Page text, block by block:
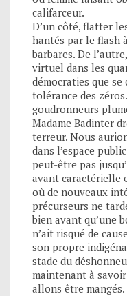
califarceur.
D’un côté, flatter
hantés par le flash
barbares. De
virtuel dans les
démocraties que
tolérance des
goudronneurs
Madame Badinter
terreur. Nous
dans l’espace
peut-être pas
avant caractérielle
où de nouveaux
précurseurs ne
bien avant qu’une
n’ait risqué de
son propre
stade du
maintenant à
allons être mangés.